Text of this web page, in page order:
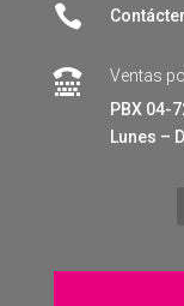


Ventas
PBX 04-
Lunes –